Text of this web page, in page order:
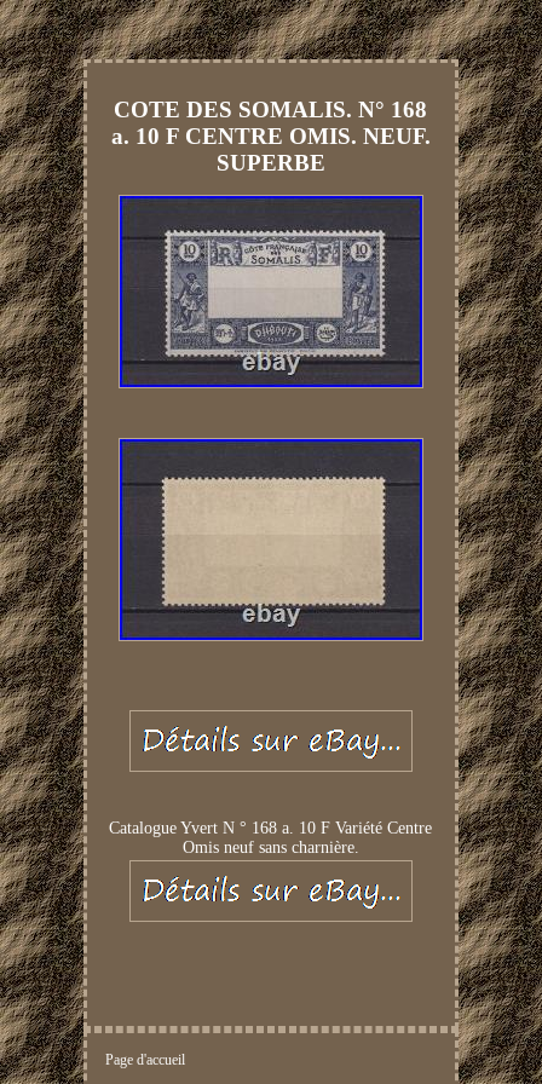
COTE DES SOMALIS. N° 168
a. 10 F CENTRE OMIS. NEUF.
SUPERBE
Catalogue Yvert N ° 168 a. 10 F Variété Centre
Omis neuf sans charnière.
Page d'accueil